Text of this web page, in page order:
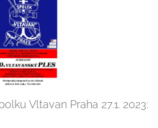
Vltavan Praha 27.1. 2023: